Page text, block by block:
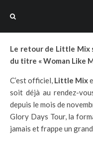
Le retour de Little Mix
du titre « Woman Like
C’est officiel, Little Mix
soit déjà au rendez-
depuis le mois de
Glory Days Tour, la
jamais et frappe un